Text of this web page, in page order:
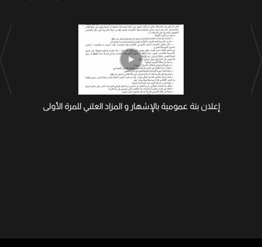
إعلان بتة عمومية بالإشهار و المزاد العلني للمرة الأولى